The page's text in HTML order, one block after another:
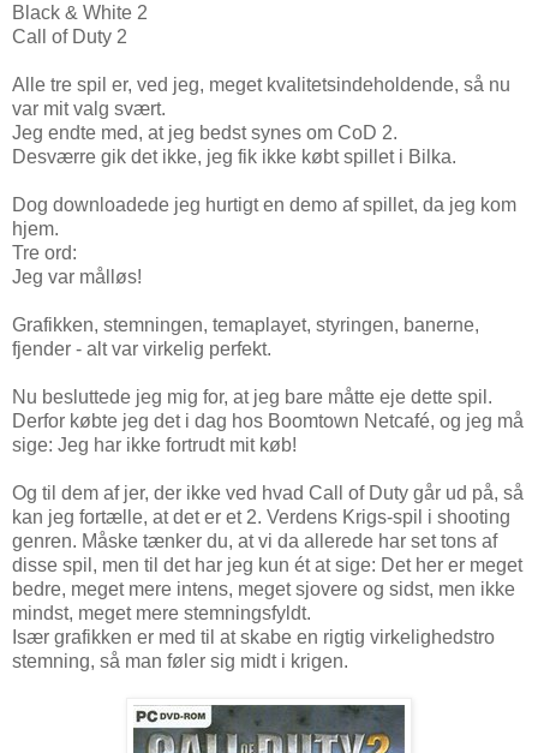
Black & White 2
Call of Duty 2
Alle tre spil er, ved jeg, meget kvalitetsindeholdende, så nu
var mit valg svært.
Jeg endte med, at jeg bedst synes om CoD 2.
Desværre gik det ikke, jeg fik ikke købt spillet i Bilka.
Dog downloadede jeg hurtigt en demo af spillet, da jeg kom
hjem.
Tre ord:
Jeg var målløs!
Grafikken, stemningen, temaplayet, styringen, banerne,
fjender - alt var virkelig perfekt.
Nu besluttede jeg mig for, at jeg bare måtte eje dette spil.
Derfor købte jeg det i dag hos Boomtown Netcafé, og jeg må
sige: Jeg har ikke fortrudt mit køb!
Og til dem af jer, der ikke ved hvad Call of Duty går ud på, så
kan jeg fortælle, at det er et 2. Verdens Krigs-spil i shooting
genren. Måske tænker du, at vi da allerede har set tons af
disse spil, men til det har jeg kun ét at sige: Det her er meget
bedre, meget mere intens, meget sjovere og sidst, men ikke
mindst, meget mere stemningsfyldt.
Især grafikken er med til at skabe en rigtig virkelighedstro
stemning, så man føler sig midt i krigen.